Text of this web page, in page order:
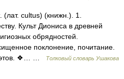
cultus) (книжн.). 1.
Культ Диониса в древней
обрядностей.
поклонение, почитание.
❖… …
Толковый словарь Ушакова